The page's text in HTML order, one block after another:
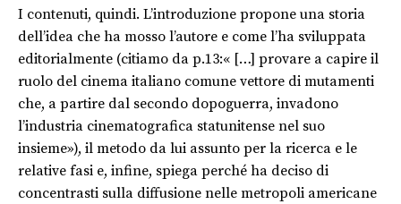
I contenuti, quindi. L’introduzione propone una storia
dell’idea che ha mosso l’autore e come l’ha sviluppata
editorialmente (citiamo da p.13:« […] provare a capire il
ruolo del cinema italiano comune vettore di mutamenti
che, a partire dal secondo dopoguerra, invadono
l’industria cinematografica statunitense nel suo
insieme»), il metodo da lui assunto per la ricerca e le
relative fasi e, infine, spiega perché ha deciso di
concentrasti sulla diffusione nelle metropoli americane